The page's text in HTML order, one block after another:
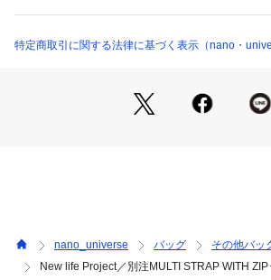
ーDETAILー
・カードケースや簡易財布として使える薄
ーFABRICー
・メイン素材は420デニールコーデュラリ
※詳しい洗濯方法については、商品の品質表示タグ
6703132124 （ショップ）
特定商取引に関する法律に基づく表示（nano・
nano_universe バッグ
その他バッ
New life Project／別注MULTI STRAP WITH ZIP